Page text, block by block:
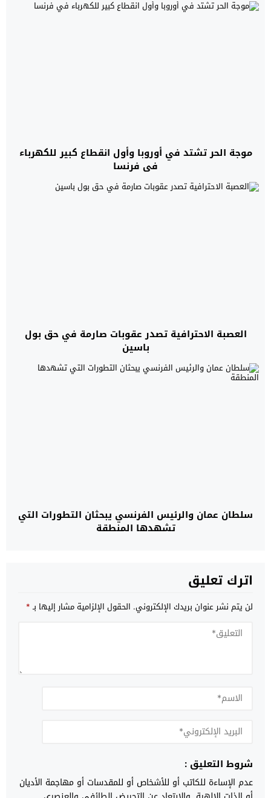
موجة الحر تشتد في أوروبا وأول انقطاع كبير للكهرباء
في فرنسا
العصبة الاحترافية تصدر عقوبات صارمة في حق بول
باسين
سلطان عمان والرئيس الفرنسي يبحثان التطورات التي
تشهدها المنطقة
اترك تعليق
لن يتم نشر عنوان بريدك الإلكتروني. الحقول الإلزامية مشار إليها بـ*
شروط التعليق :
عدم الإساءة للكاتب أو للأشخاص أو للمقدسات أو مهاجمة الأديان